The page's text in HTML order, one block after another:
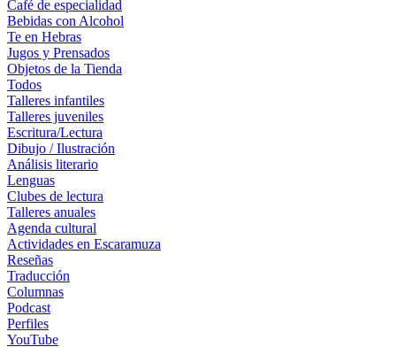
Café de especialidad
Bebidas con Alcohol
Te en Hebras
Jugos y Prensados
Objetos de la Tienda
Todos
Talleres infantiles
Talleres juveniles
Escritura/Lectura
Dibujo / Ilustración
Análisis literario
Lenguas
Clubes de lectura
Talleres anuales
Agenda cultural
Actividades en Escaramuza
Reseñas
Traducción
Columnas
Podcast
Perfiles
YouTube